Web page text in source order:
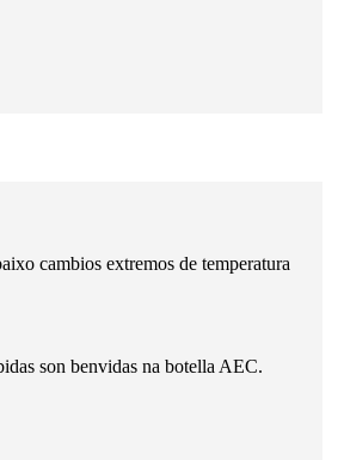
cambios extremos de temperatura
son benvidas na botella AEC.